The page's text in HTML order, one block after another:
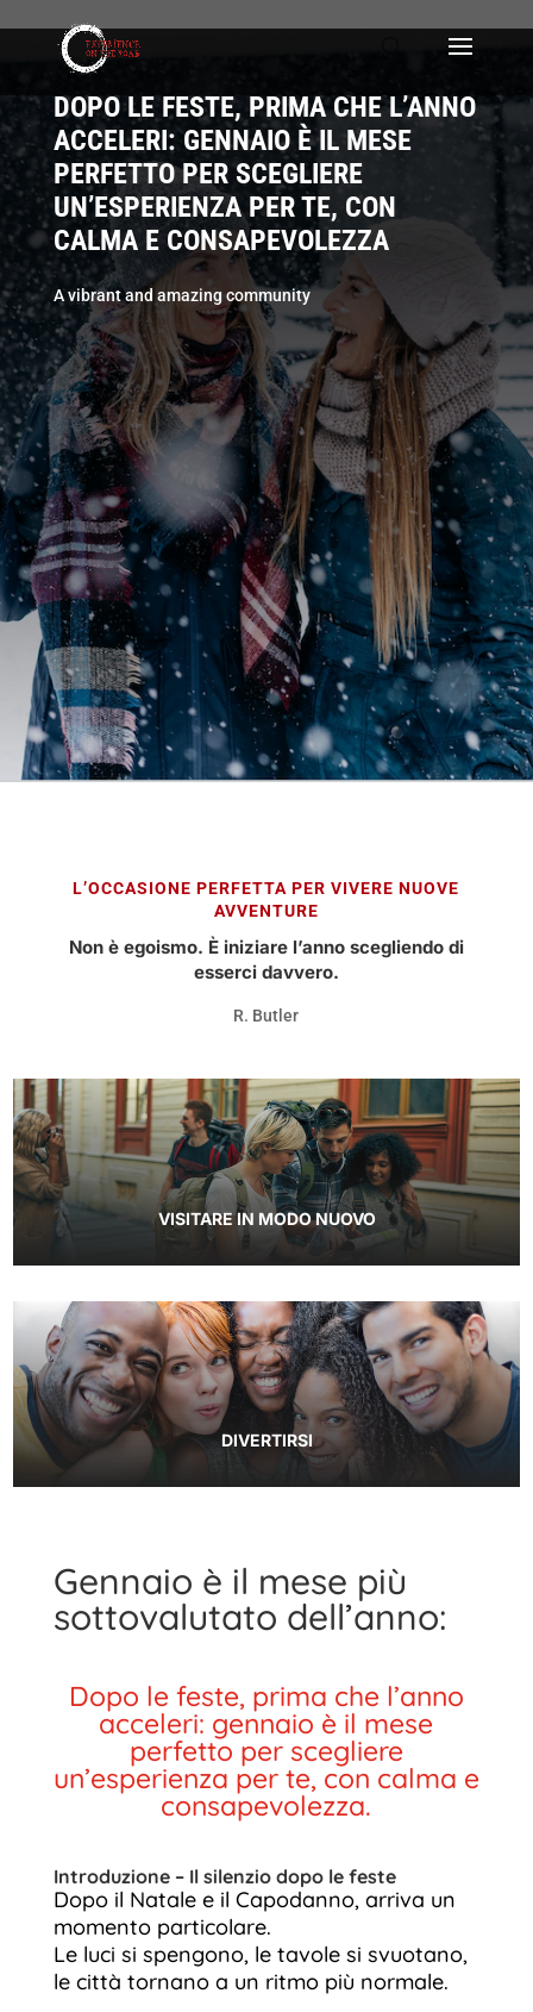
DOPO LE FESTE, PRIMA CHE L’ANNO
ACCELERI: GENNAIO È IL MESE
PERFETTO PER SCEGLIERE
UN’ESPERIENZA PER TE, CON
CALMA E CONSAPEVOLEZZA
A vibrant and amazing community
L’OCCASIONE PERFETTA PER VIVERE NUOVE
AVVENTURE
Non è egoismo. È iniziare l’anno scegliendo di
esserci davvero.
R. Butler
VISITARE IN MODO NUOVO
DIVERTIRSI
Gennaio è il mese più
sottovalutato dell’anno:
Dopo le feste, prima che l’anno
acceleri: gennaio è il mese
perfetto per scegliere
un’esperienza per te, con calma e
consapevolezza.
Introduzione – Il silenzio dopo le feste
Dopo il Natale e il Capodanno, arriva un
momento particolare.
Le luci si spengono, le tavole si svuotano,
le città tornano a un ritmo più normale.